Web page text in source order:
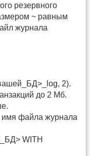
резервного
~ равным
журнала
2).
до 2 Мб.
файла журнала
WITH